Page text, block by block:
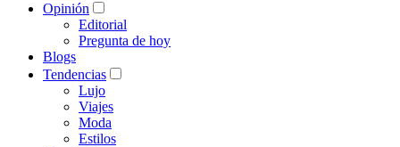
Opinión
Editorial
Pregunta de hoy
Blogs
Tendencias
Lujo
Viajes
Moda
Estilos